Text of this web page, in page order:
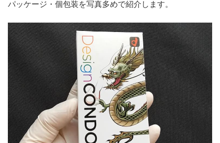
パッケージ・個包装を写真多めで紹介します。